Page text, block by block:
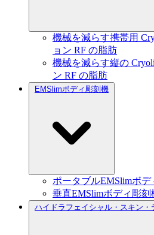
機械を減らす携帯用
ョン RF の脂肪
機械を減らす縦の
ン RF の脂肪
EMSlimボディ彫刻機
ポータブルEMSlimボデ
垂直EMSlimボディ彫刻
ハイドラフェイシャル・スキン・